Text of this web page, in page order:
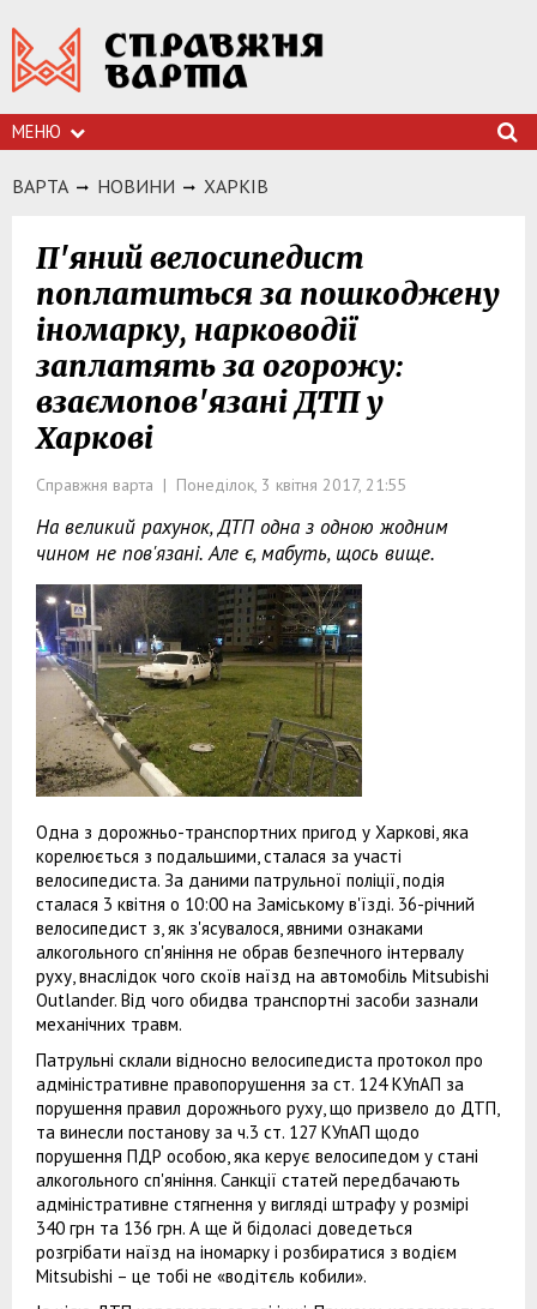
МЕНЮ
ВАРТА НОВИНИ ХАРКIВ
П'яний велосипедист
поплатиться за пошкоджену
іномарку, нарководії
заплатять за огорожу:
взаємопов'язані ДТП у
Харкові
Справжня варта | Понеділок, 3 квітня 2017, 21:55
На великий рахунок, ДТП одна з одною жодним
чином не пов'язані. Але є, мабуть, щось вище.
Одна з дорожньо-транспортних пригод у Харкові, яка
корелюється з подальшими, сталася за участі
велосипедиста. За даними патрульної поліції, подія
сталася 3 квітня о 10:00 на Заміському в'їзді. 36-річний
велосипедист з, як з'ясувалося, явними ознаками
алкогольного сп'яніння не обрав безпечного інтервалу
руху, внаслідок чого скоїв наїзд на автомобіль Mitsubishi
Outlander. Від чого обидва транспортні засоби зазнали
механічних травм.
Патрульні склали відносно велосипедиста протокол про
адміністративне правопорушення за ст. 124 КУпАП за
порушення правил дорожнього руху, що призвело до ДТП,
та винесли постанову за ч.3 ст. 127 КУпАП щодо
порушення ПДР особою, яка керує велосипедом у стані
алкогольного сп'яніння. Санкції статей передбачають
адміністративне стягнення у вигляді штрафу у розмірі
340 грн та 136 грн. А ще й бідоласі доведеться
розгрібати наїзд на іномарку і розбиратися з водієм
Mitsubishi – це тобі не «водітєль кобили».